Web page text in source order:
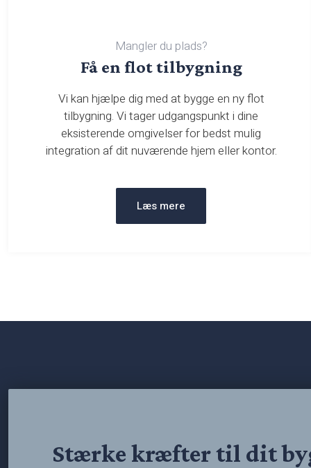
Mangler du plads?​
​Få en flot tilbygning
Vi kan hjælpe dig med at bygge en ny flot
tilbygning. Vi tager udgangspunkt i dine
eksisterende omgivelser for bedst mulig
integration af dit nuværende hjem eller kontor.
Læs mere
Stærke kræfter til dit